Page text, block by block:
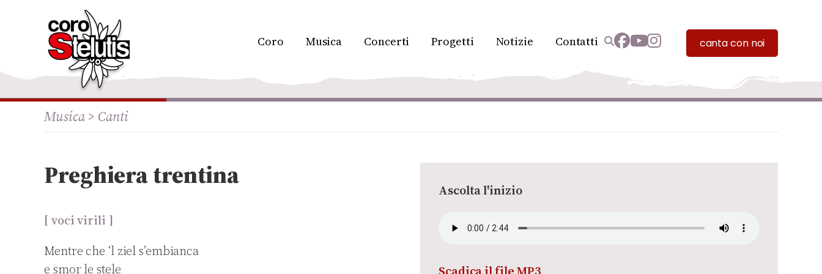
Coro Musica Concerti Progetti Notizie Contatti canta con noi
Musica > Canti
Preghiera trentina
[ voci virili ]
Mentre che ‘l ziel s’embianca
e smor le stele
Ascolta l'inizio